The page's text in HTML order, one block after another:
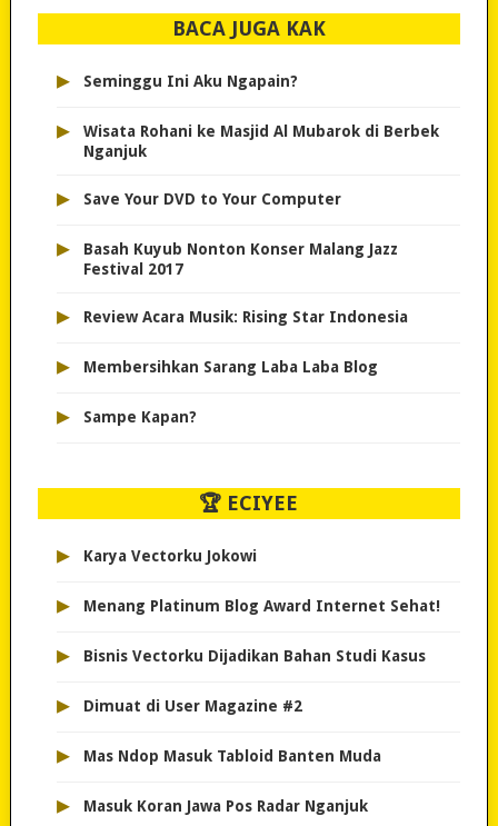
BACA JUGA KAK
▸ Seminggu Ini Aku Ngapain?
▸
Wisata Rohani ke Masjid Al Mubarok di Berbek
Nganjuk
▸ Save Your DVD to Your Computer
▸
Basah Kuyub Nonton Konser Malang Jazz
Festival 2017
▸ Review Acara Musik: Rising Star Indonesia
▸ Membersihkan Sarang Laba Laba Blog
▸ Sampe Kapan?
🏆 ECIYEE
▸ Karya Vectorku Jokowi
▸ Menang Platinum Blog Award Internet Sehat!
▸ Bisnis Vectorku Dijadikan Bahan Studi Kasus
▸ Dimuat di User Magazine #2
▸ Mas Ndop Masuk Tabloid Banten Muda
▸ Masuk Koran Jawa Pos Radar Nganjuk